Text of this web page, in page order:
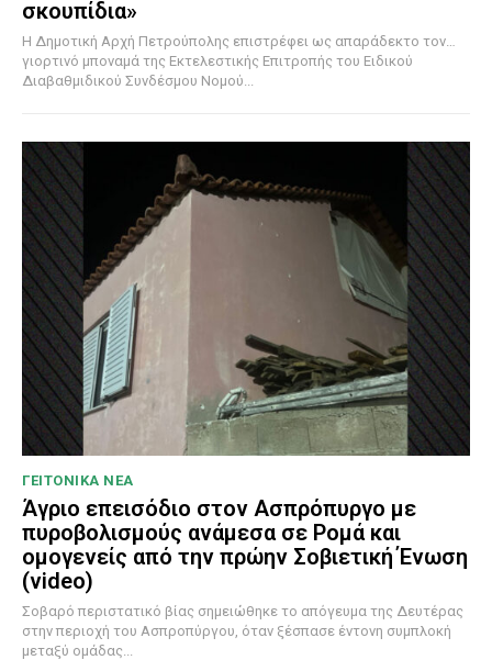
σκουπίδια»
Η Δημοτική Αρχή Πετρούπολης επιστρέφει ως απαράδεκτο τον…
γιορτινό μποναμά της Εκτελεστικής Επιτροπής του Ειδικού
Διαβαθμιδικού Συνδέσμου Νομού...
ΓΕΙΤΟΝΙΚΑ ΝΕΑ
Άγριο επεισόδιο στον Ασπρόπυργο με
πυροβολισμούς ανάμεσα σε Ρομά και
ομογενείς από την πρώην Σοβιετική Ένωση
(video)
Σοβαρό περιστατικό βίας σημειώθηκε το απόγευμα της Δευτέρας
στην περιοχή του Ασπροπύργου, όταν ξέσπασε έντονη συμπλοκή
μεταξύ ομάδας...